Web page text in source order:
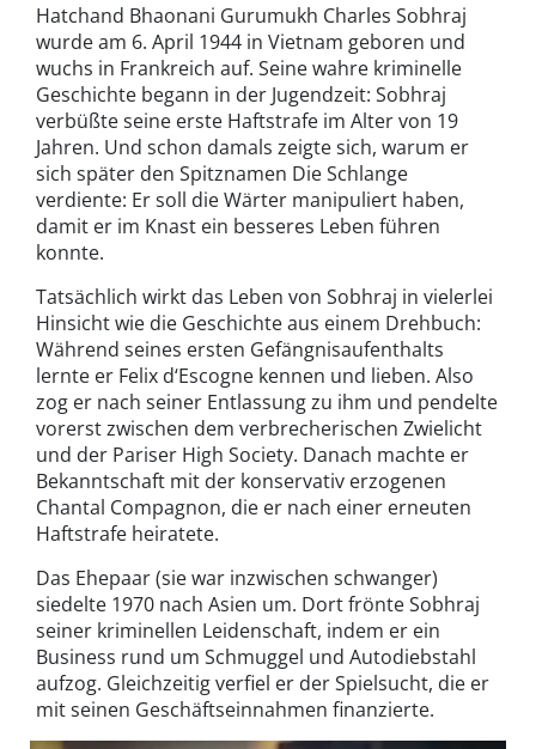
Hatchand Bhaonani Gurumukh Charles Sobhraj
wurde am 6. April 1944 in Vietnam geboren und
wuchs in Frankreich auf. Seine wahre kriminelle
Geschichte begann in der Jugendzeit: Sobhraj
verbüßte seine erste Haftstrafe im Alter von 19
Jahren. Und schon damals zeigte sich, warum er
sich später den Spitznamen Die Schlange
verdiente: Er soll die Wärter manipuliert haben,
damit er im Knast ein besseres Leben führen
konnte.
Tatsächlich wirkt das Leben von Sobhraj in vielerlei
Hinsicht wie die Geschichte aus einem Drehbuch:
Während seines ersten Gefängnisaufenthalts
lernte er Felix d‘Escogne kennen und lieben. Also
zog er nach seiner Entlassung zu ihm und pendelte
vorerst zwischen dem verbrecherischen Zwielicht
und der Pariser High Society. Danach machte er
Bekanntschaft mit der konservativ erzogenen
Chantal Compagnon, die er nach einer erneuten
Haftstrafe heiratete.
Das Ehepaar (sie war inzwischen schwanger)
siedelte 1970 nach Asien um. Dort frönte Sobhraj
seiner kriminellen Leidenschaft, indem er ein
Business rund um Schmuggel und Autodiebstahl
aufzog. Gleichzeitig verfiel er der Spielsucht, die er
mit seinen Geschäftseinnahmen finanzierte.